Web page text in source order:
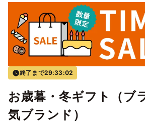
終了まで29:33:02
お歳暮・冬ギフト（ブ
気ブランド）